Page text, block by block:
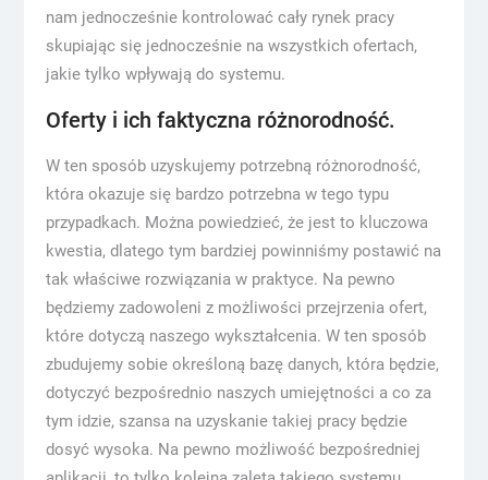
nam jednocześnie kontrolować cały rynek pracy
skupiając się jednocześnie na wszystkich ofertach,
jakie tylko wpływają do systemu.
Oferty i ich faktyczna różnorodność.
W ten sposób uzyskujemy potrzebną różnorodność,
która okazuje się bardzo potrzebna w tego typu
przypadkach. Można powiedzieć, że jest to kluczowa
kwestia, dlatego tym bardziej powinniśmy postawić na
tak właściwe rozwiązania w praktyce. Na pewno
będziemy zadowoleni z możliwości przejrzenia ofert,
które dotyczą naszego wykształcenia. W ten sposób
zbudujemy sobie określoną bazę danych, która będzie,
dotyczyć bezpośrednio naszych umiejętności a co za
tym idzie, szansa na uzyskanie takiej pracy będzie
dosyć wysoka. Na pewno możliwość bezpośredniej